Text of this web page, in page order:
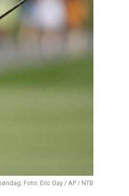
Foto: Eric Gay / AP / NTB